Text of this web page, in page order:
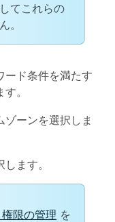
てこれらの
。
ード条件を満たす
。
ーンを選択しま
ます。
限の管理 を